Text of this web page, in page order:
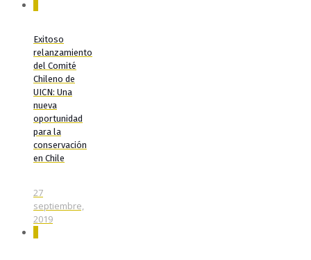
Exitoso
relanzamiento
del Comité
Chileno de
UICN: Una
nueva
oportunidad
para la
conservación
en Chile
27
septiembre,
2019